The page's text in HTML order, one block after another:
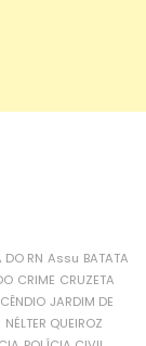
DO RN Assu BATATA
CRIME CRUZETA
JARDIM DE
NÉLTER QUEIROZ